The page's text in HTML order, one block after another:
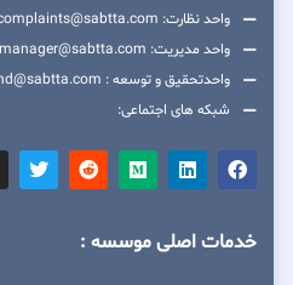
واحد نظارت: complaints@sabtta.com
واحد مدیریت: manager@sabtta.com
واحدتحقیق و توسعه : backend@sabtta.com
شبکه های اجتماعی:
خدمات اصلی موسسه :